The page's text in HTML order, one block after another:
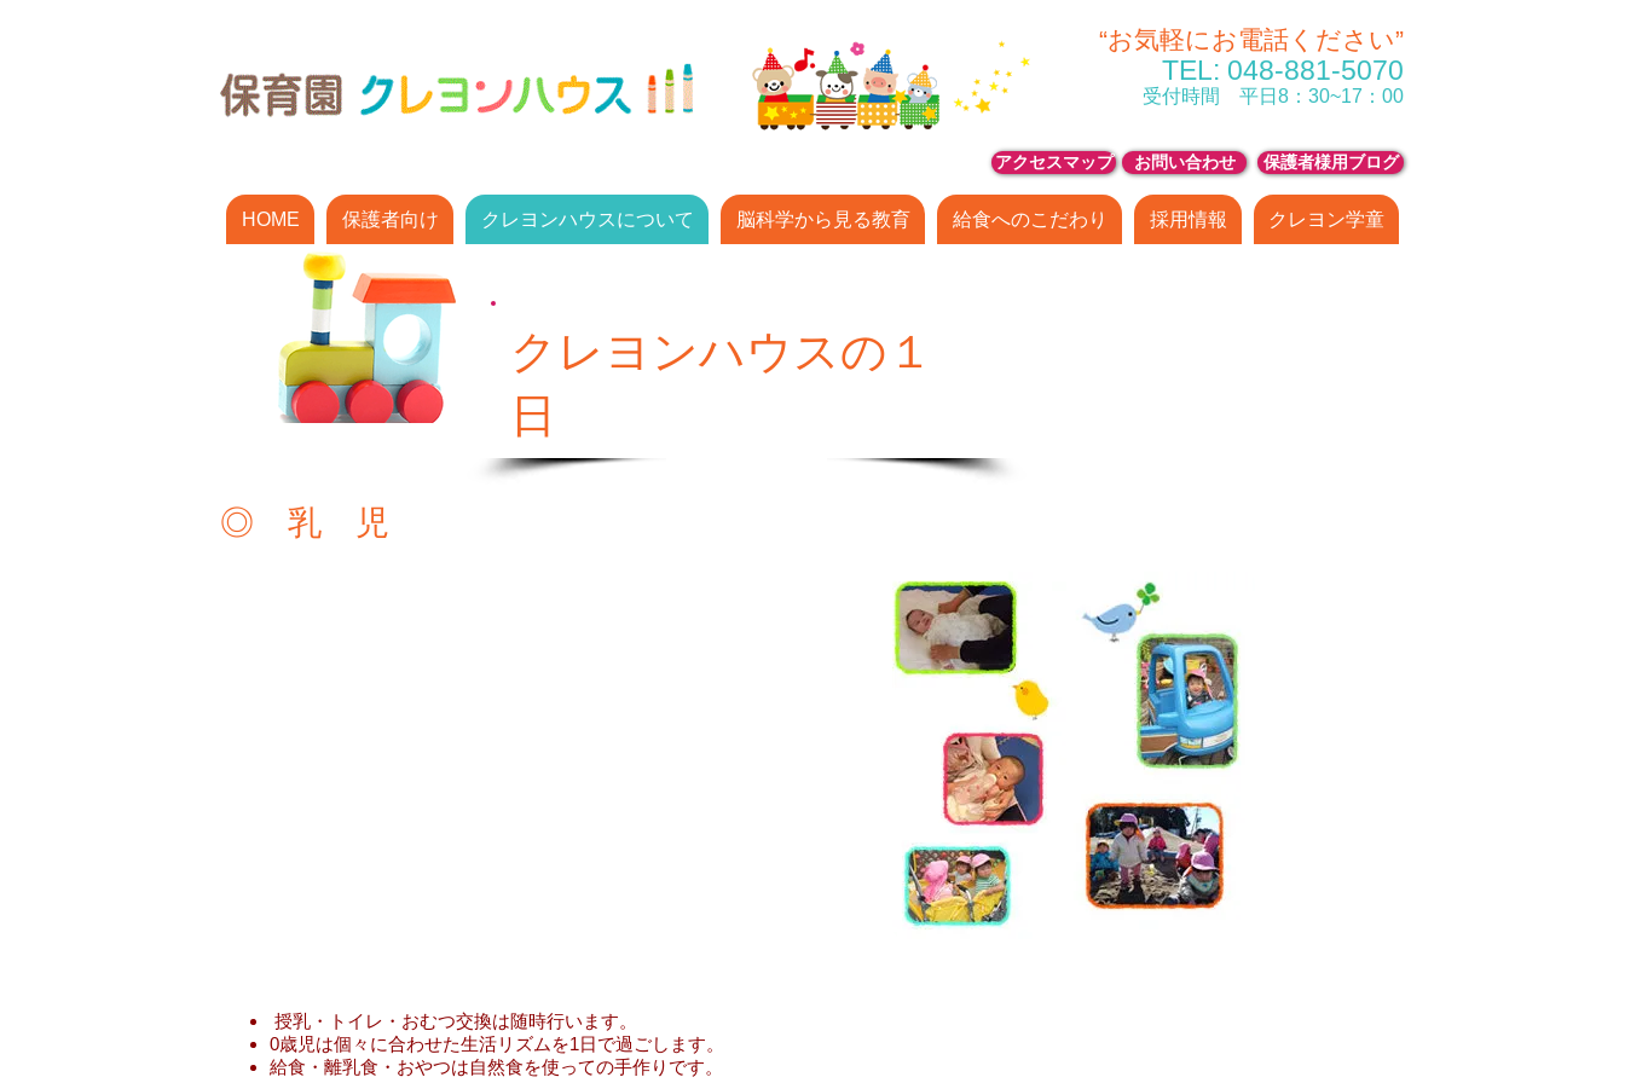
“お気軽にお電話ください”
TEL: 048-881-5070
受付時間 平日8：30~17：00
アクセスマップ お問い合わせ 保護者様用ブログ
HOME 保護者向け クレヨンハウスについて 脳科学から見る教育 給食へのこだわり 採用情報 クレヨン学童
クレヨンハウスの１
日
◎ 乳 児
授乳・トイレ・おむつ交換は随時行います。
0歳児は個々に合わせた生活リズムを1日で過ごします。
給食・離乳食・おやつは自然食を使っての手作りです。